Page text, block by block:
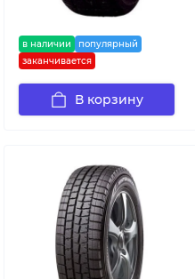
в наличии
популярный
заканчивается
В корзину